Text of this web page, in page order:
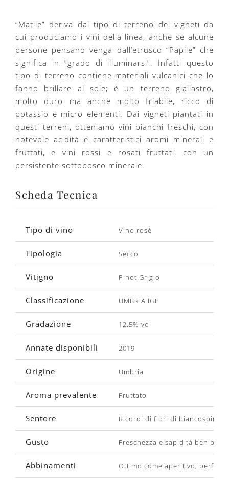
“Matile” deriva dal tipo di terreno dei vigneti da
cui produciamo i vini della linea, anche se alcune
persone pensano venga dall’etrusco “Papile” che
significa in “grado di illuminarsi”. Infatti questo
tipo di terreno contiene materiali vulcanici che lo
fanno brillare al sole; è un terreno giallastro,
molto duro ma anche molto friabile, ricco di
potassio e micro elementi. Dai vigneti piantati in
questi terreni, otteniamo vini bianchi freschi, con
notevole acidità e caratteristici aromi minerali e
fruttati, e vini rossi e rosati fruttati, con un
persistente sottobosco minerale.
Scheda Tecnica
Tipo di vino Vino rosè
Tipologia Secco
Vitigno Pinot Grigio
Classificazione UMBRIA IGP
Gradazione 12.5% vol
Annate disponibili 2019
Origine Umbria
Aroma prevalente Fruttato
Sentore Ricordi di fiori di biancospino,
Gusto Freschezza e sapidità ben
Abbinamenti Ottimo come aperitivo,